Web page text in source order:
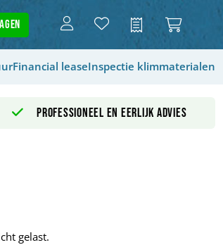
Offerte
Financial leaseInspectie klimmaterialen
Professioneel en eerlijk advies
gelast.